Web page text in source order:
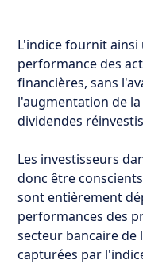
L'indice fournit ainsi
performance des
financières, sans
l'augmentation de
dividendes
Les investisseurs
donc être
sont entièrement
performances des
secteur bancaire de
capturées par